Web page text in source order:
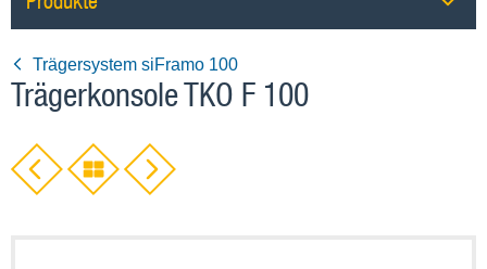
Trägersystem siFramo 100
Trägerkonsole TKO F 100